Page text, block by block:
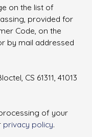
on the list of
provided for
Code, on the
by mail addressed
CS 61311, 41013
of your
privacy policy.